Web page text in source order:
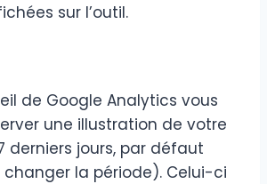
sur l’outil.
de Google Analytics vous
une illustration de votre
derniers jours, par défaut
changer la période). Celui-ci